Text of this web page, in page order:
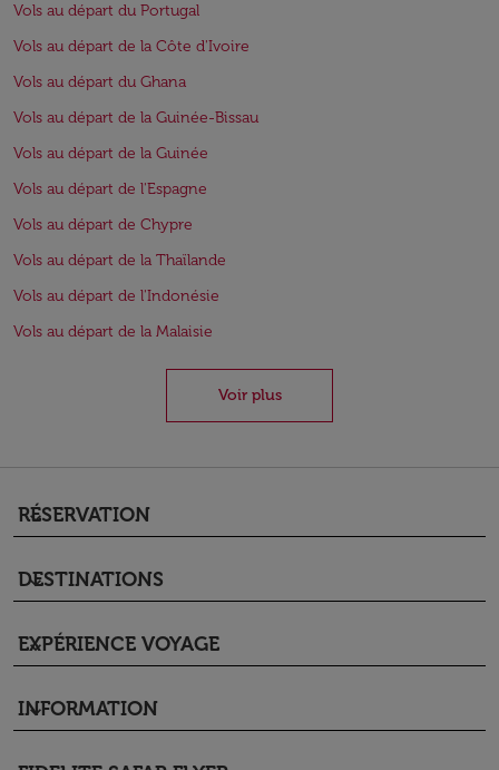
Vols au départ du Portugal
Vols au départ de la Côte d'Ivoire
Vols au départ du Ghana
Vols au départ de la Guinée-Bissau
Vols au départ de la Guinée
Vols au départ de l'Espagne
Vols au départ de Chypre
Vols au départ de la Thaïlande
Vols au départ de l'Indonésie
Vols au départ de la Malaisie
Voir plus
RÉSERVATION
keyboard_arrow_down
DESTINATIONS
keyboard_arrow_down
EXPÉRIENCE VOYAGE
keyboard_arrow_down
INFORMATION
keyboard_arrow_down